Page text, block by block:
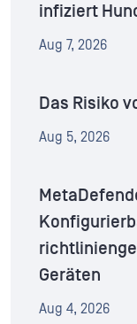
infiziert
Aug 7, 2026
Das Risiko
Aug 5, 2026
Geräten
Aug 4, 2026